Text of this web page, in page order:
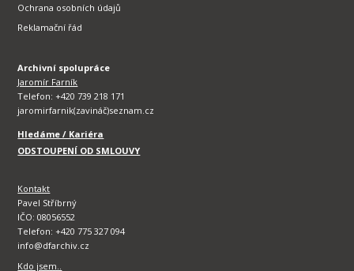
Ochrana osobních údajů
Reklamační řád
Archivní spolupráce
Jaromír Farník
Telefon: +420 739 218 171
jaromirfarnik(zavináč)seznam.cz
Hledáme / Kariéra
ODSTOUPENÍ OD SMLOUVY
Kontakt
Pavel Stříbrný
IČO: 08056552
Telefon: +420 775 327 094
info@dfarchiv.cz
Kdo jsem..